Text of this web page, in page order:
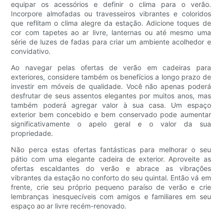
equipar os acessórios e definir o clima para o verão.
Incorpore almofadas ou travesseiros vibrantes e coloridos
que reflitam o clima alegre da estação. Adicione toques de
cor com tapetes ao ar livre, lanternas ou até mesmo uma
série de luzes de fadas para criar um ambiente acolhedor e
convidativo.
Ao navegar pelas ofertas de verão em cadeiras para
exteriores, considere também os benefícios a longo prazo de
investir em móveis de qualidade. Você não apenas poderá
desfrutar de seus assentos elegantes por muitos anos, mas
também poderá agregar valor à sua casa. Um espaço
exterior bem concebido e bem conservado pode aumentar
significativamente o apelo geral e o valor da sua
propriedade.
Não perca estas ofertas fantásticas para melhorar o seu
pátio com uma elegante cadeira de exterior. Aproveite as
ofertas escaldantes do verão e abrace as vibrações
vibrantes da estação no conforto do seu quintal. Então vá em
frente, crie seu próprio pequeno paraíso de verão e crie
lembranças inesquecíveis com amigos e familiares em seu
espaço ao ar livre recém-renovado.